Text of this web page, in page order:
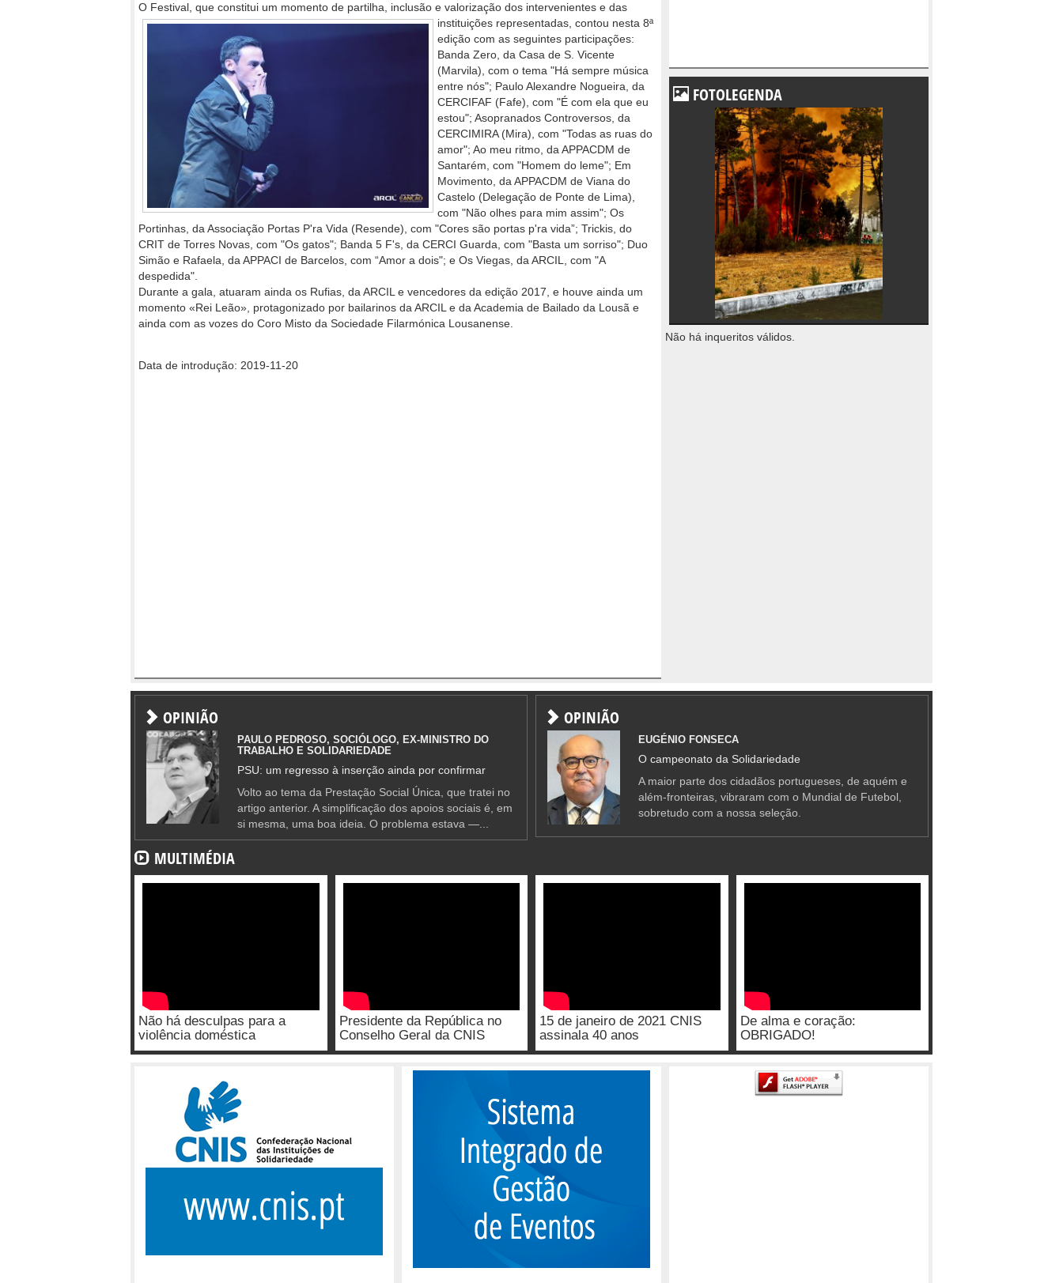
O Festival, que constitui um momento de partilha, inclusão e valorização dos intervenientes e das
instituições representadas, contou nesta 8ª
edição com as seguintes participações:
Banda Zero, da Casa de S. Vicente
(Marvila), com o tema "Há sempre música
entre nós"; Paulo Alexandre Nogueira, da
CERCIFAF (Fafe), com "É com ela que eu
estou"; Asopranados Controversos, da
CERCIMIRA (Mira), com "Todas as ruas do
amor"; Ao meu ritmo, da APPACDM de
Santarém, com "Homem do leme"; Em
Movimento, da APPACDM de Viana do
Castelo (Delegação de Ponte de Lima),
com "Não olhes para mim assim"; Os
Portinhas, da Associação Portas P'ra Vida (Resende), com "Cores são portas p'ra vida”; Trickis, do
CRIT de Torres Novas, com "Os gatos"; Banda 5 F's, da CERCI Guarda, com "Basta um sorriso"; Duo
Simão e Rafaela, da APPACI de Barcelos, com “Amor a dois"; e Os Viegas, da ARCIL, com "A
despedida".
Durante a gala, atuaram ainda os Rufias, da ARCIL e vencedores da edição 2017, e houve ainda um
momento «Rei Leão», protagonizado por bailarinos da ARCIL e da Academia de Bailado da Lousã e
ainda com as vozes do Coro Misto da Sociedade Filarmónica Lousanense.
Data de introdução: 2019-11-20
FOTOLEGENDA
Não há inqueritos válidos.
OPINIÃO
PAULO PEDROSO, SOCIÓLOGO, EX-MINISTRO DO
TRABALHO E SOLIDARIEDADE
PSU: um regresso à inserção ainda por confirmar
Volto ao tema da Prestação Social Única, que tratei no
artigo anterior. A simplificação dos apoios sociais é, em
si mesma, uma boa ideia. O problema estava —...
OPINIÃO
EUGÉNIO FONSECA
O campeonato da Solidariedade
A maior parte dos cidadãos portugueses, de aquém e
além-fronteiras, vibraram com o Mundial de Futebol,
sobretudo com a nossa seleção.
MULTIMÉDIA
Não há desculpas para a
violência doméstica
Presidente da República no
Conselho Geral da CNIS
15 de janeiro de 2021 CNIS
assinala 40 anos
De alma e coração:
OBRIGADO!